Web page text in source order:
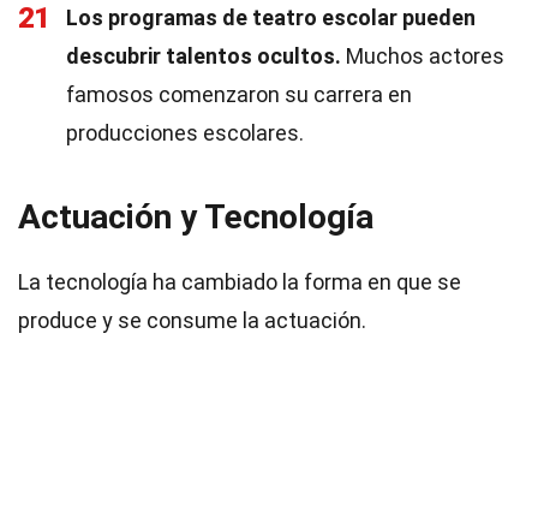
21
Los programas de teatro escolar pueden
descubrir talentos ocultos. Muchos actores
famosos comenzaron su carrera en
producciones escolares.
Actuación y Tecnología
La tecnología ha cambiado la forma en que se
produce y se consume la actuación.